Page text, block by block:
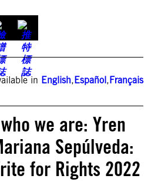
in English,Español,Français
we are: Yren
Sepúlveda:
for Rights 2022